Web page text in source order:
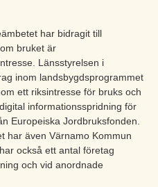
har bidragit till
bruket är
Länsstyrelsen i
inom landsbygdsprogrammet
ett riksintresse för bruks och
informationsspridning för
Europeiska Jordbruksfonden.
har även Värnamo Kommun
också ett antal företag
och vid anordnade